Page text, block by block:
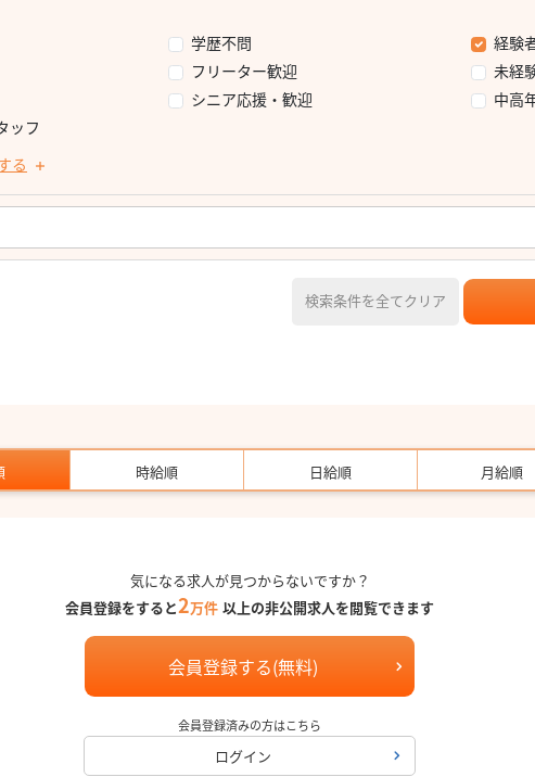
学歴不問
経験
フリーター歓迎
未経
シニア応援・歓迎
中高
ッフ
る
検索条件を全てクリア
時給順 日給順 月給順
気になる求人が見つからないですか？
会員登録をすると2万件 以上の非公開求人を閲覧できます
会員登録する(無料)
会員登録済みの方はこちら
ログイン